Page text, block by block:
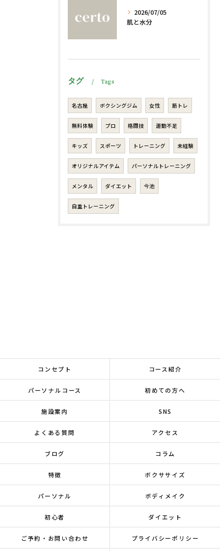
2026/07/05
肌と水分
タグ Tags
名古屋 ボクシングジム 女性 筋トレ
無料体験 プロ 格闘技 運動不足
キッズ スポーツ トレーニング 未経験
オリジナルアイテム パーソナルトレーニング
メンタル ダイエット 今池
自重トレーニング
コンセプト コース紹介
パーソナルコース 初めての方へ
施設案内 SNS
よくある質問 アクセス
ブログ コラム
特徴 ボクササイズ
パーソナル ボディメイク
初心者 ダイエット
ご予約・お問い合わせ プライバシーポリシー